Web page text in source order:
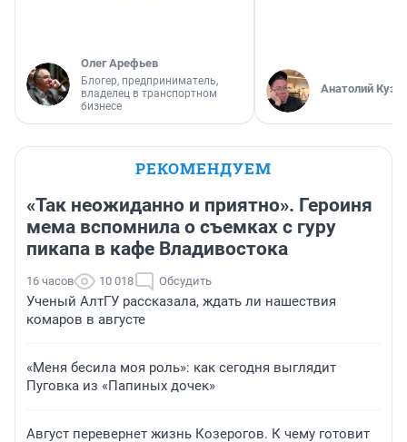
Олег Арефьев
Блогер, предприниматель,
владелец в транспортном
бизнесе
Анатолий
РЕКОМЕНДУЕМ
«Так неожиданно и приятно». Героиня
мема вспомнила о съемках с гуру
пикапа в кафе Владивостока
16 часов 10 018 Обсудить
Ученый АлтГУ рассказала, ждать ли нашествия
комаров в августе
«Меня бесила моя роль»: как сегодня выглядит
Пуговка из «Папиных дочек»
Август перевернет жизнь Козерогов. К чему готовит